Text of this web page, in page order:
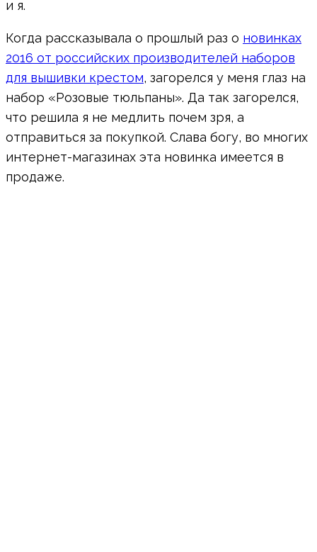
и я.
Когда рассказывала о прошлый раз о новинках
2016 от российских производителей наборов
для вышивки крестом, загорелся у меня глаз на
набор «Розовые тюльпаны». Да так загорелся,
что решила я не медлить почем зря, а
отправиться за покупкой. Слава богу, во многих
интернет-магазинах эта новинка имеется в
продаже.